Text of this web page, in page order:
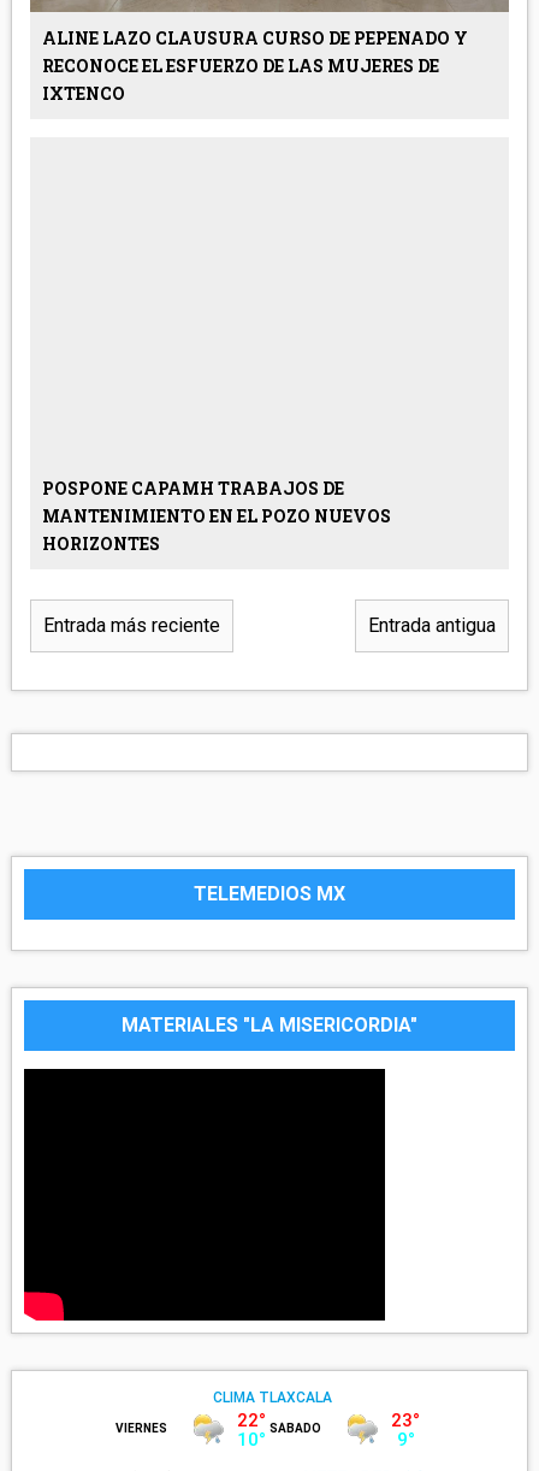
ALINE LAZO CLAUSURA CURSO DE PEPENADO Y
RECONOCE EL ESFUERZO DE LAS MUJERES DE
IXTENCO
POSPONE CAPAMH TRABAJOS DE
MANTENIMIENTO EN EL POZO NUEVOS
HORIZONTES
Entrada más reciente Entrada antigua
TELEMEDIOS MX
MATERIALES "LA MISERICORDIA"